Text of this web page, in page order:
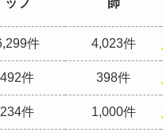
4,023
492 398
234 1,000